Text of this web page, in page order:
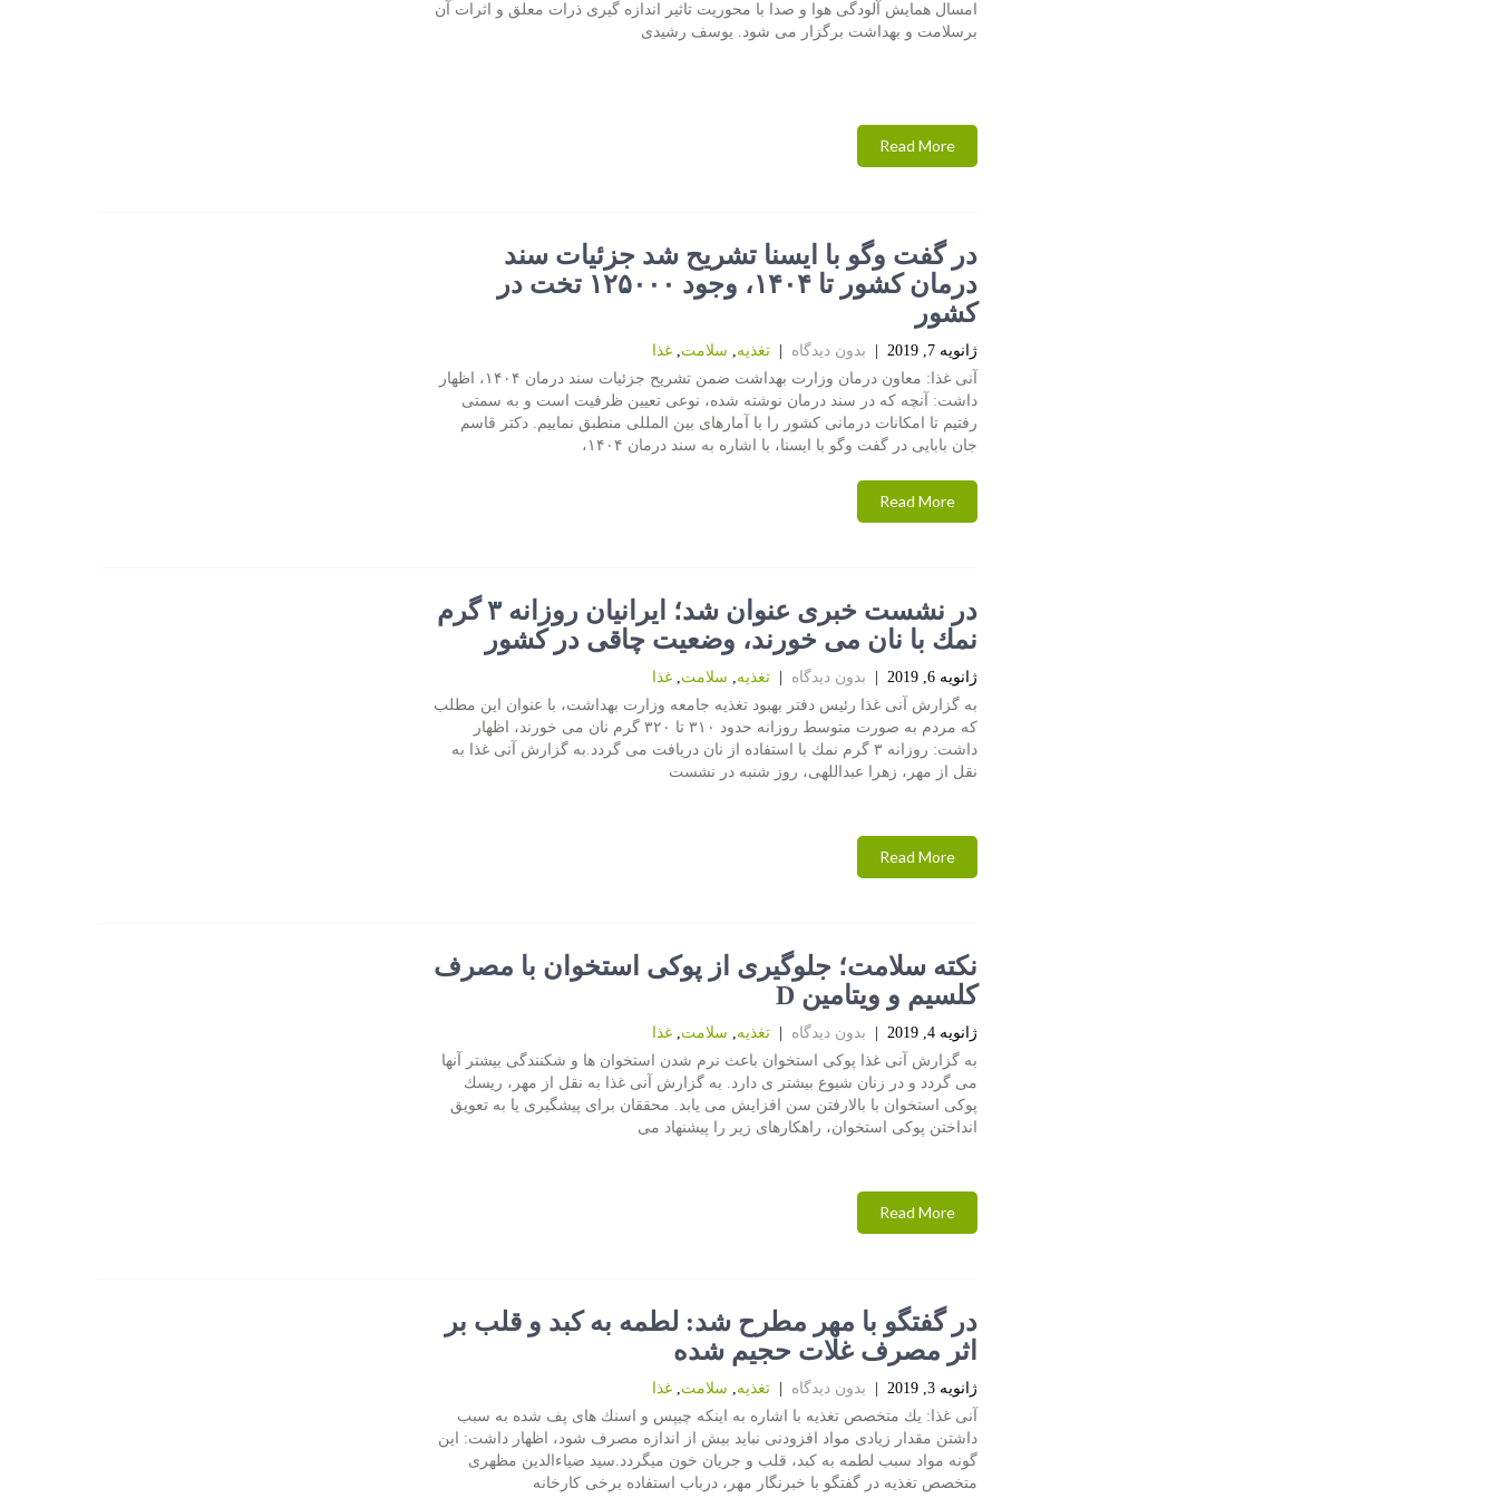
امسال همایش آلودگی هوا و صدا با محوریت تاثیر اندازه گیری ذرات معلق و اثرات آن
برسلامت و بهداشت برگزار می شود. یوسف رشیدی
Read More
در گفت وگو با ایسنا تشریح شد جزئیات سند
درمان كشور تا ۱۴۰۴، وجود ۱۲۵۰۰۰ تخت در
كشور
ژانویه 7, 2019 بدون دیدگاه تغذیه, سلامت, غذا
آنی غذا: معاون درمان وزارت بهداشت ضمن تشریح جزئیات سند درمان ۱۴۰۴، اظهار
داشت: آنچه كه در سند درمان نوشته شده، نوعی تعیین ظرفیت است و به سمتی
رفتیم تا امكانات درمانی كشور را با آمارهای بین المللی منطبق نماییم. دكتر قاسم
جان بابایی در گفت وگو با ایسنا، با اشاره به سند درمان ۱۴۰۴،
Read More
در نشست خبری عنوان شد؛ ایرانیان روزانه ۳ گرم
نمك با نان می خورند، وضعیت چاقی در كشور
ژانویه 6, 2019 بدون دیدگاه تغذیه, سلامت, غذا
به گزارش آنی غذا رئیس دفتر بهبود تغذیه جامعه وزارت بهداشت، با عنوان این مطلب
كه مردم به صورت متوسط روزانه حدود ۳۱۰ تا ۳۲۰ گرم نان می خورند، اظهار
داشت: روزانه ۳ گرم نمك با استفاده از نان دریافت می گردد.به گزارش آنی غذا به
نقل از مهر، زهرا عبداللهی، روز شنبه در نشست
Read More
نكته سلامت؛ جلوگیری از پوكی استخوان با مصرف
كلسیم و ویتامین D
ژانویه 4, 2019 بدون دیدگاه تغذیه, سلامت, غذا
به گزارش آنی غذا پوكی استخوان باعث نرم شدن استخوان ها و شكنندگی بیشتر آنها
می گردد و در زنان شیوع بیشتر ی دارد. به گزارش آنی غذا به نقل از مهر، ریسك
پوكی استخوان با بالارفتن سن افزایش می یابد. محققان برای پیشگیری یا به تعویق
انداختن پوكی استخوان، راهكارهای زیر را پیشنهاد می
Read More
در گفتگو با مهر مطرح شد: لطمه به كبد و قلب بر
اثر مصرف غلات حجیم شده
ژانویه 3, 2019 بدون دیدگاه تغذیه, سلامت, غذا
آنی غذا: یك متخصص تغذیه با اشاره به اینكه چیپس و اسنك های پف شده به سبب
داشتن مقدار زیادی مواد افزودنی نباید بیش از اندازه مصرف شود، اظهار داشت: این
گونه مواد سبب لطمه به كبد، قلب و جریان خون میگردد.سید ضیاءالدین مظهری
متخصص تغذیه در گفتگو با خبرنگار مهر، درباب استفاده برخی كارخانه